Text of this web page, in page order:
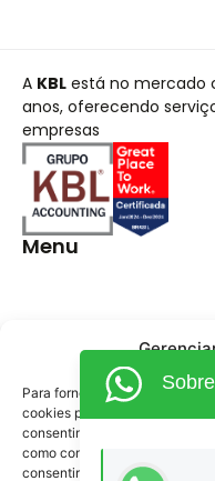
Para fornecer as melhores
cookies para armazenar e/ou
consentimento para essas
como comportamento de
consentir ou retirar o
A KBL está no mercado
anos, oferecendo
empresas
Menu